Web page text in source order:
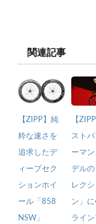
関連記事
【ZIPP】純
粋な速さを
追求したデ
ィープセク
ションホイ
ール「858
NSW」
【
ストパ
ーマ
デルの
レクシ
ン」
ライン